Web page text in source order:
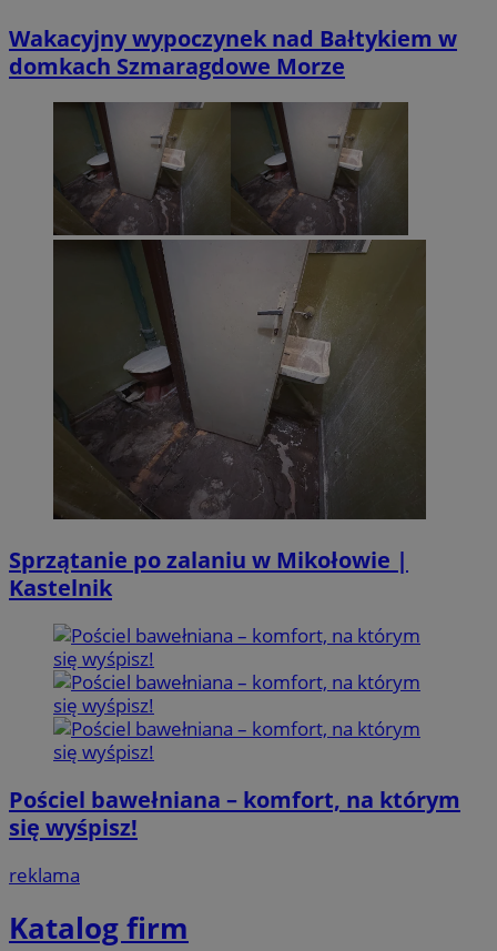
Wakacyjny wypoczynek nad Bałtykiem w
domkach Szmaragdowe Morze
Sprzątanie po zalaniu w Mikołowie |
Kastelnik
Pościel bawełniana – komfort, na którym
się wyśpisz!
reklama
Katalog firm